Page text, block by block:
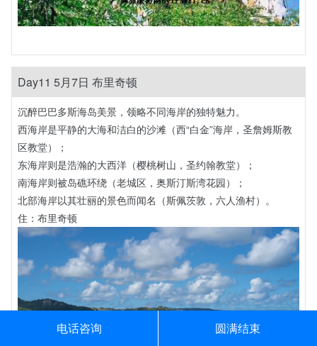
电话咨询 圆满结束
Day11 5月7日 布里奇顿
沉醉巴巴多斯海岛美景，领略不同海岸的独特魅力。
西海岸是平静的大海和洁白的沙滩（西“白金”海岸，圣詹姆斯教
区教堂）；
东海岸则是浩瀚的大西洋（樱桃树山，圣约翰教堂）；
南海岸则被岛礁环绕（老城区，奥斯汀斯湾花园）；
北部海岸以其壮丽的景色而闻名（斯佩茨敦，六人渔村）。
住：布里奇顿